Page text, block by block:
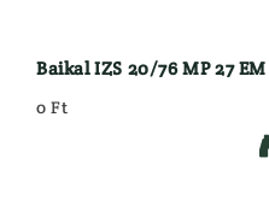
Baikal IZS 20/76 MP 27
0 Ft